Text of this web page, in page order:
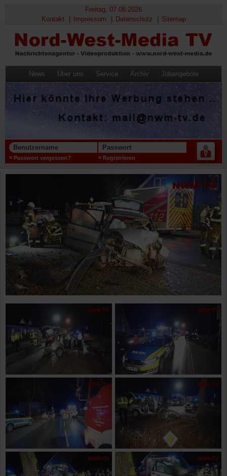
Freitag, 07.08.2026
Kontakt
Impressum Datenschutz Sitemap
News Über uns Service Archiv Jobangebote
Benutzername Passwort
Passwort vergessen? Registrieren